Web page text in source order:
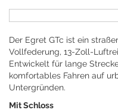
Der Egret GTc ist ein
Vollfederung, 13-Zoll-
Entwickelt für lange
komfortables Fahren auf
Untergründen.
Mit Schloss